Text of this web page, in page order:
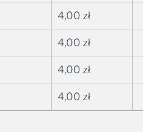
4,00 zł
4,00 zł
4,00 zł
4,00 zł